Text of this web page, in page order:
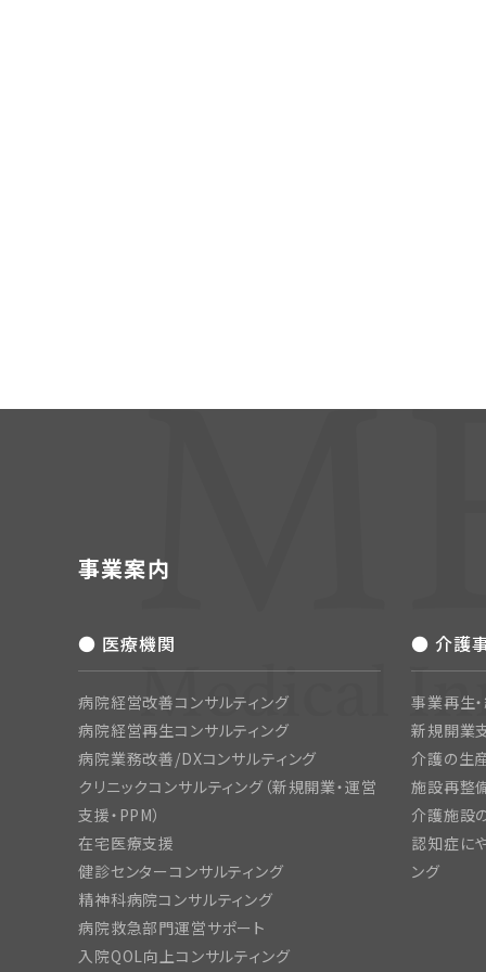
事業案内
● 医療機関
病院経営改善コンサルティング
病院経営再生コンサルティング
病院業務改善/DXコンサルティング
クリニックコンサルティング（新規開業・運営
支援・PPM）
在宅医療支援
健診センターコンサルティング
精神科病院コンサルティング
病院救急部門運営サポート
入院QOL向上コンサルティング
● 介護
事業再生
新規開業
介護の生
施設再整
介護施設
認知症に
ング